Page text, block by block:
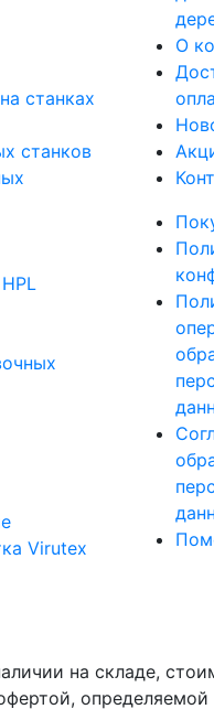
станках
станков
Virutex
О
на складе,